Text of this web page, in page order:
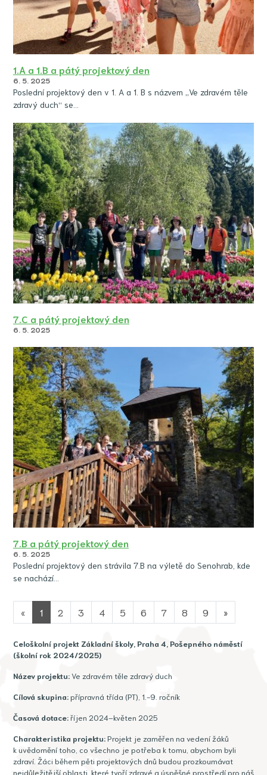
1.A a 1.B a pátý projektový den
6. 5. 2025
Poslední projektový den v 1. A a 1. B s názvem „Ve zdravém těle
zdravý duch“ se…
7.C a pátý projektový den
6. 5. 2025
7.B a pátý projektový den
6. 5. 2025
Poslední projektový den strávila 7.B na výletě do Senohrab, kde
se nachází…
« 1 2 3 4 5 6 7 8 9 »
Celoškolní projekt Základní školy, Praha 4, Pošepného náměstí
(školní rok 2024/2025)
Název projektu:Ve zdravém těle zdravý duch
Cílová skupina:přípravná třída (PT), 1.-9. ročník
Časová dotace:říjen 2024–květen 2025
Charakteristika projektu:Projekt je zaměřen na vedení žáků
k uvědomění toho, co všechno je potřeba k tomu, abychom byli
zdraví. Žáci během pěti projektových dnů budou prozkoumávat
nejdůležitější oblasti, které tvoří zdravé a úspěšné prostředí pro náš